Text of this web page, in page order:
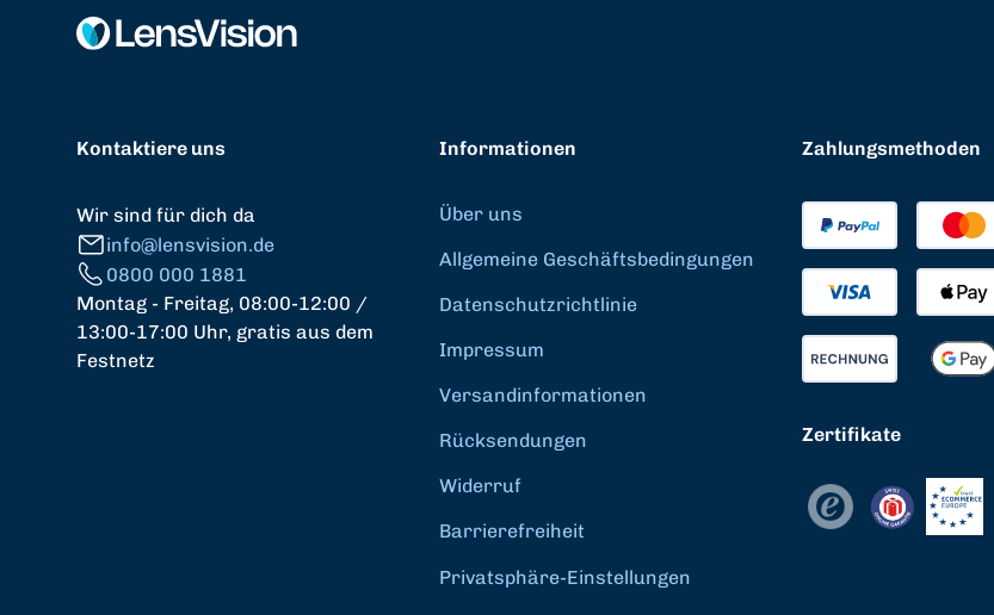
Kontaktiere uns
Wir sind für dich da
info@lensvision.de
0800 000 1881
Montag - Freitag, 08:00-12:00 /
13:00-17:00 Uhr, gratis aus dem
Festnetz
Informationen
Über uns
Allgemeine Geschäftsbedingungen
Datenschutzrichtlinie
Impressum
Versandinformationen
Rücksendungen
Widerruf
Barrierefreiheit
Privatsphäre-Einstellungen
Zahlungsmethoden
Zertifikate